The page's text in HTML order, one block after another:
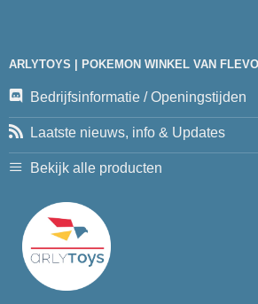
ARLYTOYS | POKEMON WINKEL VAN
Bedrijfsinformatie / Openingstijden
Laatste nieuws, info & Updates
Bekijk alle producten